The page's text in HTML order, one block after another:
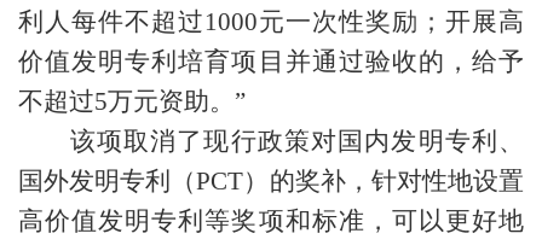
利人每件不超过1000元一次性奖励；开展高
价值发明专利培育项目并通过验收的，给予
不超过5万元资助。”
该项取消了现行政策对国内发明专利、
国外发明专利（PCT）的奖补，针对性地设置
高价值发明专利等奖项和标准，可以更好地